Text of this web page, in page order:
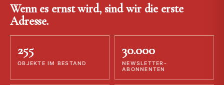
Wenn es ernst wird, sind wir die erste
Adresse.
255
OBJEKTE IM BESTAND
30.000
NEWSLETTER-
ABONNENTEN